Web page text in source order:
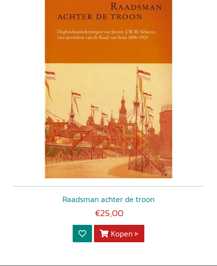
Raadsman achter de troon
€25,00
Kopen